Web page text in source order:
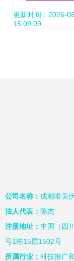
格、供应与
更新时间：2026-
15:09:09
公司名称： 成都唯美
法人代表： 陈杰
注册地址： 中国（四
号1栋15层1502号
所属行业： 科技推广